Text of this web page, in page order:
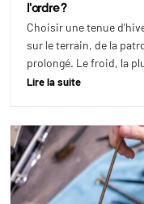
l'ordre ?
Choisir une tenue
sur le terrain, de la
prolongé. Le froid, la
Lire la suite